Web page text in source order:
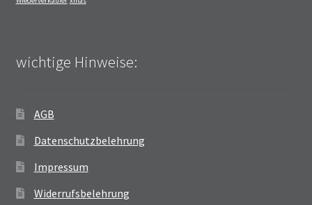
wichtige Hinweise:
AGB
Datenschutzbelehrung
Impressum
Widerrufsbelehrung